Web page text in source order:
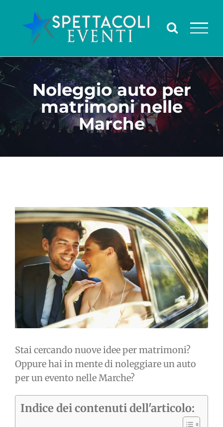
contenuto
Noleggio auto per
matrimoni nelle
Marche
Ingrandisci
immagine
Stai cercando nuove idee per matrimoni?
Oppure hai in mente di noleggiare un auto
per un evento nelle Marche?
Indice dei contenuti dell'articolo: